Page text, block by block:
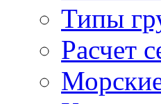
Типы
Расчет